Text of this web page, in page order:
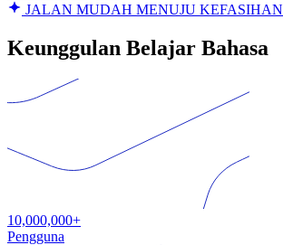
JALAN MUDAH MENUJU KEFASIHAN
Keunggulan Belajar Bahasa
10,000,000+
Pengguna